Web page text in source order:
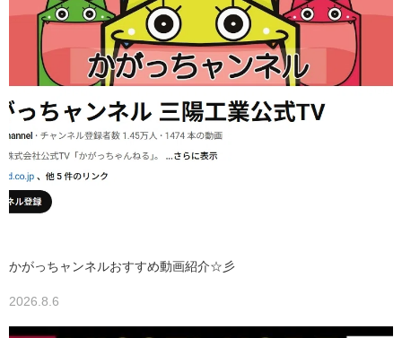
かがっちャンネルおすすめ動画紹介☆彡
2026.8.6